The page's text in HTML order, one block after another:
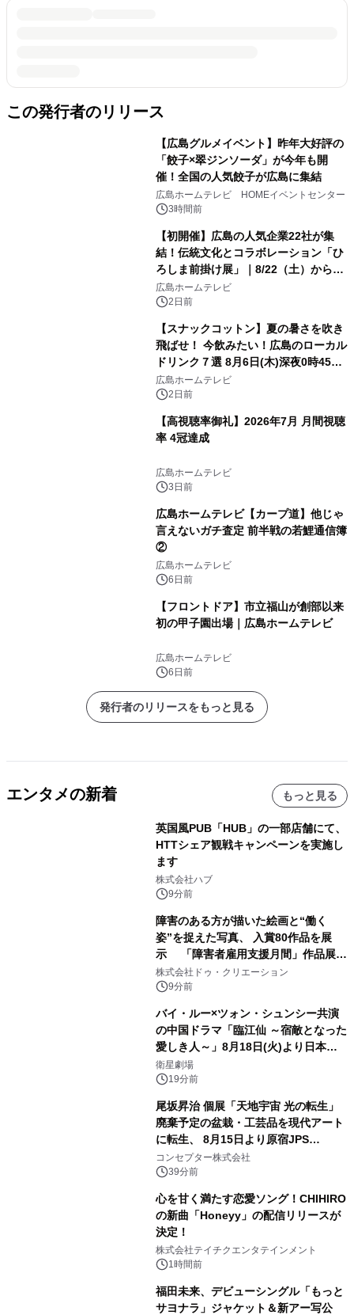
この発行者のリリース
【広島グルメイベント】昨年大好評の
「餃子×翠ジンソーダ」が今年も開
催！全国の人気餃子が広島に集結
広島ホームテレビ HOMEイベントセンター
3時間前
【初開催】広島の人気企業22社が集
結！伝統文化とコラボレーション「ひ
ろしま前掛け展」｜8/22（土）から開
幕！
広島ホームテレビ
2日前
【スナックコットン】夏の暑さを吹き
飛ばせ！ 今飲みたい！広島のローカル
ドリンク７選 8月6日(木)深夜0時45分
放送
広島ホームテレビ
2日前
【高視聴率御礼】2026年7月 月間視聴
率 4冠達成
広島ホームテレビ
3日前
広島ホームテレビ【カープ道】他じゃ
言えないガチ査定 前半戦の若鯉通信簿
②
広島ホームテレビ
6日前
【フロントドア】市立福山が創部以来
初の甲子園出場｜広島ホームテレビ
広島ホームテレビ
6日前
発行者のリリースをもっと見る
エンタメの新着 もっと見る
英国風PUB「HUB」の一部店舗にて、
HTTシェア観戦キャンペーンを実施し
ます
株式会社ハブ
9分前
障害のある方が描いた絵画と“働く
姿”を捉えた写真、 入賞80作品を展
示 「障害者雇用支援月間」作品展示
会を 東京・愛知で開催
株式会社ドゥ・クリエーション
9分前
バイ・ルー×ツォン・シュンシー共演
の中国ドラマ「臨江仙 ～宿敵となった
愛しき人～」8月18日(火)より日本初
放送！YouTubeにて8月11日(火)より
第1話期間限定公開！CS衛星劇場
衛星劇場
19分前
尾坂昇治 個展「天地宇宙 光の転生」
廃棄予定の盆栽・工芸品を現代アート
に転生、 8月15日より原宿JPS
Galleryにて約30点を展示
コンセプター株式会社
39分前
心を甘く満たす恋愛ソング！CHIHIRO
の新曲「Honeyy」の配信リリースが
決定！
株式会社テイチクエンタテインメント
1時間前
福田未来、デビューシングル「もっと
サヨナラ」ジャケット＆新アー写公